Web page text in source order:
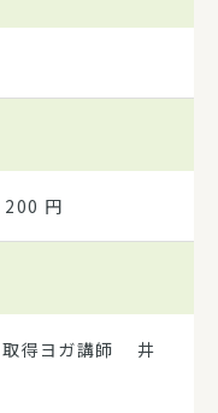
円
取得ヨガ講師 井